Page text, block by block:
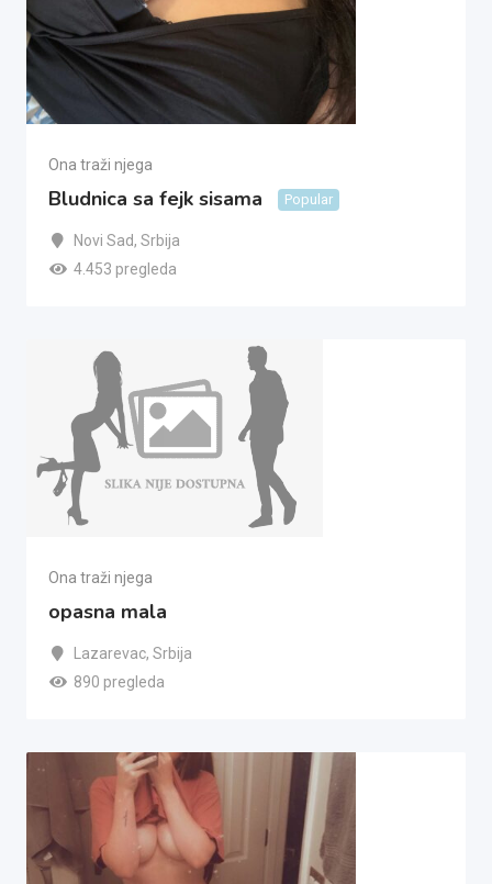
Ona traži njega
Bludnica sa fejk sisama Popular
Novi Sad, Srbija
4.453 pregleda
Ona traži njega
opasna mala
Lazarevac, Srbija
890 pregleda